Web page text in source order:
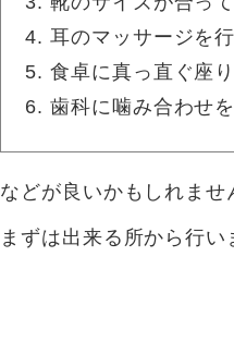
耳のマッサージを
食卓に真っ直ぐ座
歯科に噛み合わせ
などが良いかもしれませ
まずは出来る所から行